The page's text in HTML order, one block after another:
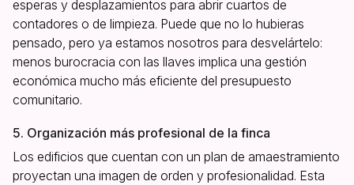
esperas y desplazamientos para abrir cuartos de
contadores o de limpieza. Puede que no lo hubieras
pensado, pero ya estamos nosotros para desvelártelo:
menos burocracia con las llaves implica una gestión
económica mucho más eficiente del presupuesto
comunitario.
5. Organización más profesional de la finca
Los edificios que cuentan con un plan de amaestramiento
proyectan una imagen de orden y profesionalidad. Esta